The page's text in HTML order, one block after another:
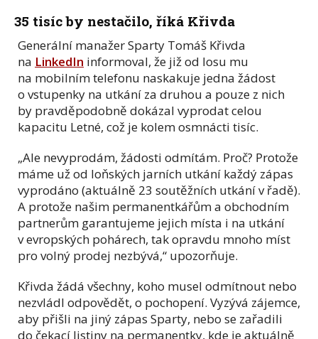
35 tisíc by nestačilo, říká Křivda
Generální manažer Sparty Tomáš Křivda
na LinkedIn informoval, že již od losu mu
na mobilním telefonu naskakuje jedna žádost
o vstupenky na utkání za druhou a pouze z nich
by pravděpodobně dokázal vyprodat celou
kapacitu Letné, což je kolem osmnácti tisíc.
„Ale nevyprodám, žádosti odmítám. Proč? Protože
máme už od loňských jarních utkání každý zápas
vyprodáno (aktuálně 23 soutěžních utkání v řadě).
A protože našim permanentkářům a obchodním
partnerům garantujeme jejich místa i na utkání
v evropských pohárech, tak opravdu mnoho míst
pro volný prodej nezbývá,“ upozorňuje.
Křivda žádá všechny, koho musel odmítnout nebo
nezvládl odpovědět, o pochopení. Vyzývá zájemce,
aby přišli na jiný zápas Sparty, nebo se zařadili
do čekací listiny na permanentky, kde je aktuálně